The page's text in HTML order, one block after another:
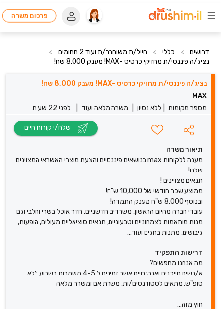
פרסום משרה
דרושים > כללי > חייל/ת משוחרר/ת ועוד 2 תחומים
>
נציג/ה פיננסי/ת מחזיקי כרטיס -MAX! מענק 8,000 שח!
נציג/ה פיננסי/ת מחזיקי כרטיס -MAX! מענק 8,000 שח!
MAX
מספר מקומות ללא נסיון משרה מלאה ועוד לפני 22 שעות
תיאור משרה
מענה ללקוחות max בנושאים פיננסיים והצעת מוצרי האשראי המצוינים
שלנו!
תנאים מצויינים !
ממוצע שכר חודשי של 10,000 ש"ח!
ובנוסף 8,000 ש"ח מענק התמדה!
עובדי חברה מהיום הראשון, משרדים חדשניים, חדר אוכל בשרי וחלבי וגם
מנות מותאמות לצמחוניים וטבעוניים, תנאים סוציאליים מעולים, הופעות,
גיבושים, מתנות בחגים ועוד...
דרישות התפקיד
מה אנחנו מחפשים?
א/נשים חייכנים ואנרגטיים אשר זמינים ל 4-5 משמרות בשבוע ללא
סופ"ש, מתאים לסטודנטים/ות, משרת אם ומשרה מלאה
חוץ מזה...